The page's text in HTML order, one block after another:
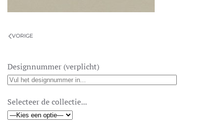
VORIGE
Designnummer (verplicht)
Selecteer de collectie...